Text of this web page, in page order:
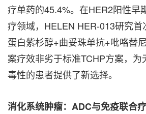
疗单药的45.4%。在HER2阳性早
疗领域，HELEN HER‑013研究
蛋白紫杉醇+曲妥珠单抗+吡咯替
案疗效非劣于标准TCHP方案，
毒性的患者提供了新选择。
消化系统肿瘤： ADC与免疫联合